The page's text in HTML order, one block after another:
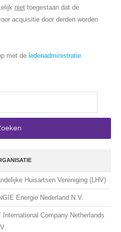
niet toegestaan dat de
acquisitie door derden worden
met de ledenadministratie.
Huisartsen Vereniging (LHV)
Energie Nederland N.V.
International Company Netherlands